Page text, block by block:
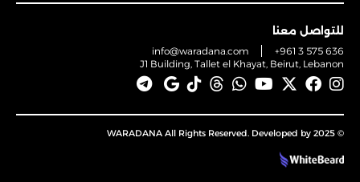
للتواصل معنا
info@waradana.com
+961 3 575 636
J1 Building, Tallet el Khayat, Beirut, Lebanon
© 2025 WARADANA All Rights Reserved. Developed by